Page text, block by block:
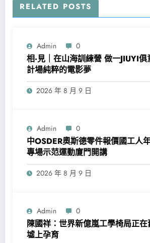
RELATED POSTS
Admin 0
相·見｜在山海訓練營 做一JIUYI
計場純粹的電影夢
2026 年 8 月 9 日
Admin 0
中OSDER奧斯德零件報價國工人
專場示范運動廈門開講
2026 年 8 月 9 日
Admin 0
陳國祥：世界新億嵐工學椅局正
墟上孕育